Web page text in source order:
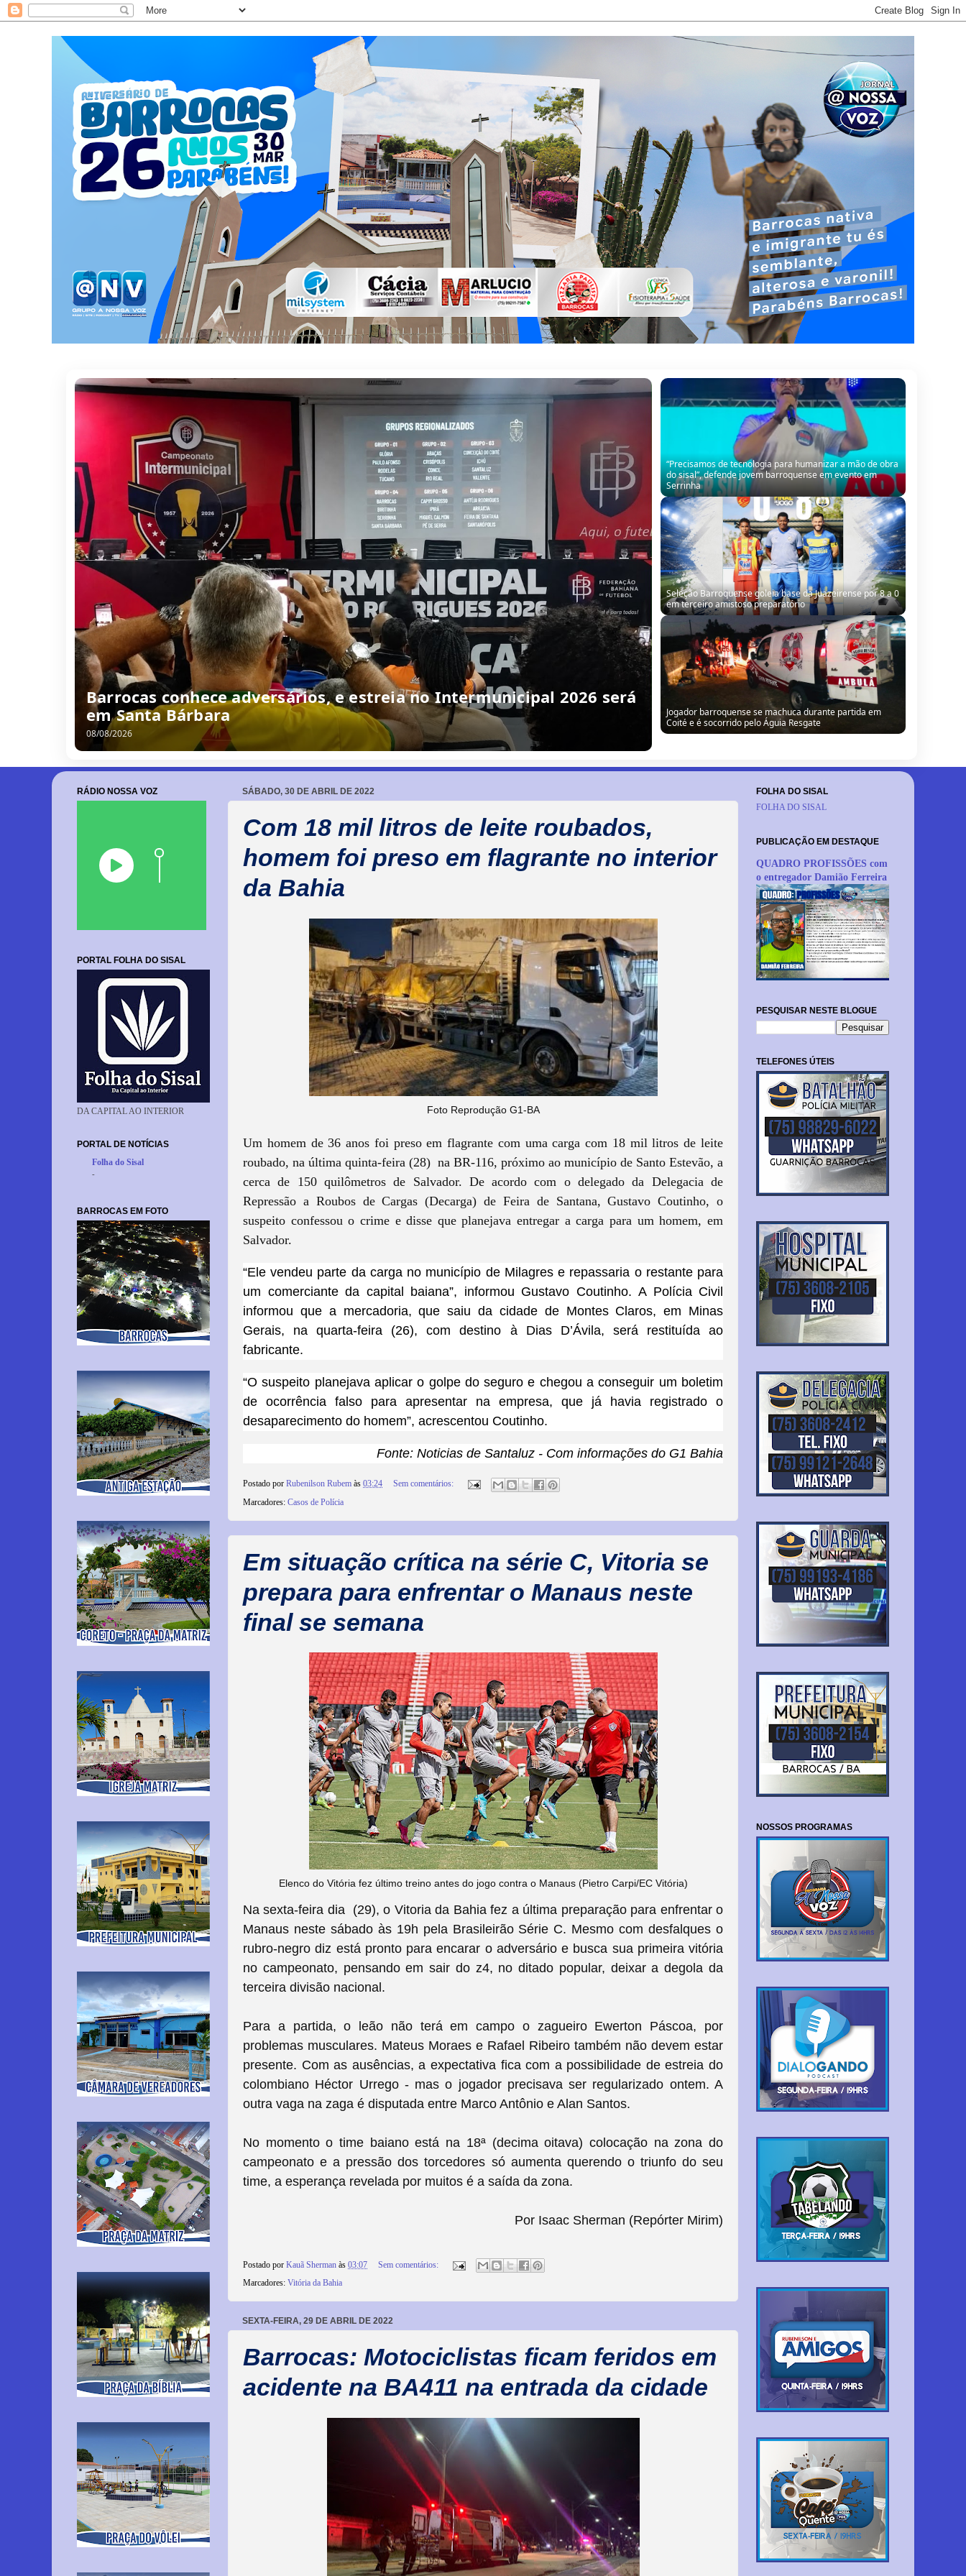
Barrocas conhece adversários, e estreia no Intermunicipal 2026 será
em Santa Bárbara
08/08/2026
“Precisamos de tecnologia para humanizar a mão de obra
do sisal”, defende jovem barroquense em evento em
Serrinha
Seleção Barroquense goleia base da Juazeirense por 8 a 0
em terceiro amistoso preparatório
Jogador barroquense se machuca durante partida em
Coité e é socorrido pelo Águia Resgate
SÁBADO, 30 DE ABRIL DE 2022
Com 18 mil litros de leite roubados,
homem foi preso em flagrante no interior
da Bahia
Foto Reprodução G1-BA
Um homem de 36 anos foi preso em flagrante com uma carga com 18 mil litros de leite
roubado, na última quinta-feira (28) na BR-116, próximo ao município de Santo Estevão, a
cerca de 150 quilômetros de Salvador. De acordo com o delegado da Delegacia de
Repressão a Roubos de Cargas (Decarga) de Feira de Santana, Gustavo Coutinho, o
suspeito confessou o crime e disse que planejava entregar a carga para um homem, em
Salvador.
“Ele vendeu parte da carga no município de Milagres e repassaria o restante para
um comerciante da capital baiana”, informou Gustavo Coutinho. A Polícia Civil
informou que a mercadoria, que saiu da cidade de Montes Claros, em Minas
Gerais, na quarta-feira (26), com destino à Dias D’Ávila, será restituída ao
fabricante.
“O suspeito planejava aplicar o golpe do seguro e chegou a conseguir um boletim
de ocorrência falso para apresentar na empresa, que já havia registrado o
desaparecimento do homem”, acrescentou Coutinho.
Fonte: Noticias de Santaluz - Com informações do G1 Bahia
Postado por Rubenilson Rubem às 03:24
Sem comentários:
Marcadores: Casos de Polícia
Em situação crítica na série C, Vitoria se
prepara para enfrentar o Manaus neste
final se semana
Elenco do Vitória fez último treino antes do jogo contra o Manaus (Pietro Carpi/EC Vitória)
Na sexta-feira dia (29), o Vitoria da Bahia fez a última preparação para enfrentar o
Manaus neste sábado às 19h pela Brasileirão Série C. Mesmo com desfalques o
rubro-negro diz está pronto para encarar o adversário e busca sua primeira vitória
no campeonato, pensando em sair do z4, no ditado popular, deixar a degola da
terceira divisão nacional.
Para a partida, o leão não terá em campo o zagueiro Ewerton Páscoa, por
problemas musculares. Mateus Moraes e Rafael Ribeiro também não devem estar
presente. Com as ausências, a expectativa fica com a possibilidade de estreia do
colombiano Héctor Urrego - mas o jogador precisava ser regularizado ontem. A
outra vaga na zaga é disputada entre Marco Antônio e Alan Santos.
No momento o time baiano está na 18ª (decima oitava) colocação na zona do
campeonato e a pressão dos torcedores só aumenta querendo o triunfo do seu
time, a esperança revelada por muitos é a saída da zona.
Por Isaac Sherman (Repórter Mirim)
Postado por Kauã Sherman às 03:07
Sem comentários:
Marcadores: Vitória da Bahia
SEXTA-FEIRA, 29 DE ABRIL DE 2022
Barrocas: Motociclistas ficam feridos em
acidente na BA411 na entrada da cidade
RÁDIO NOSSA VOZ
PORTAL FOLHA DO SISAL
DA CAPITAL AO INTERIOR
PORTAL DE NOTÍCIAS
Folha do Sisal
-
BARROCAS EM FOTO
FOLHA DO SISAL
FOLHA DO SISAL
PUBLICAÇÃO EM DESTAQUE
QUADRO PROFISSÕES com
o entregador Damião Ferreira
PESQUISAR NESTE BLOGUE
TELEFONES ÚTEIS
NOSSOS PROGRAMAS